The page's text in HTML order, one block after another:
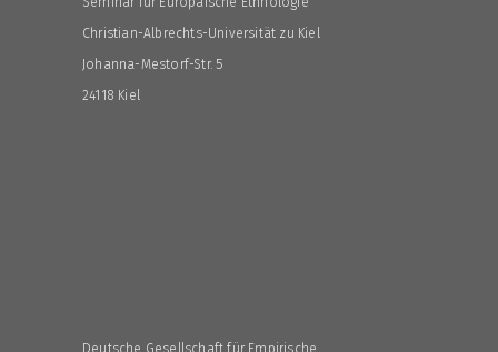
Christian-Albrechts-Universität zu Kiel
Johanna-Mestorf-Str. 5
24118 Kiel